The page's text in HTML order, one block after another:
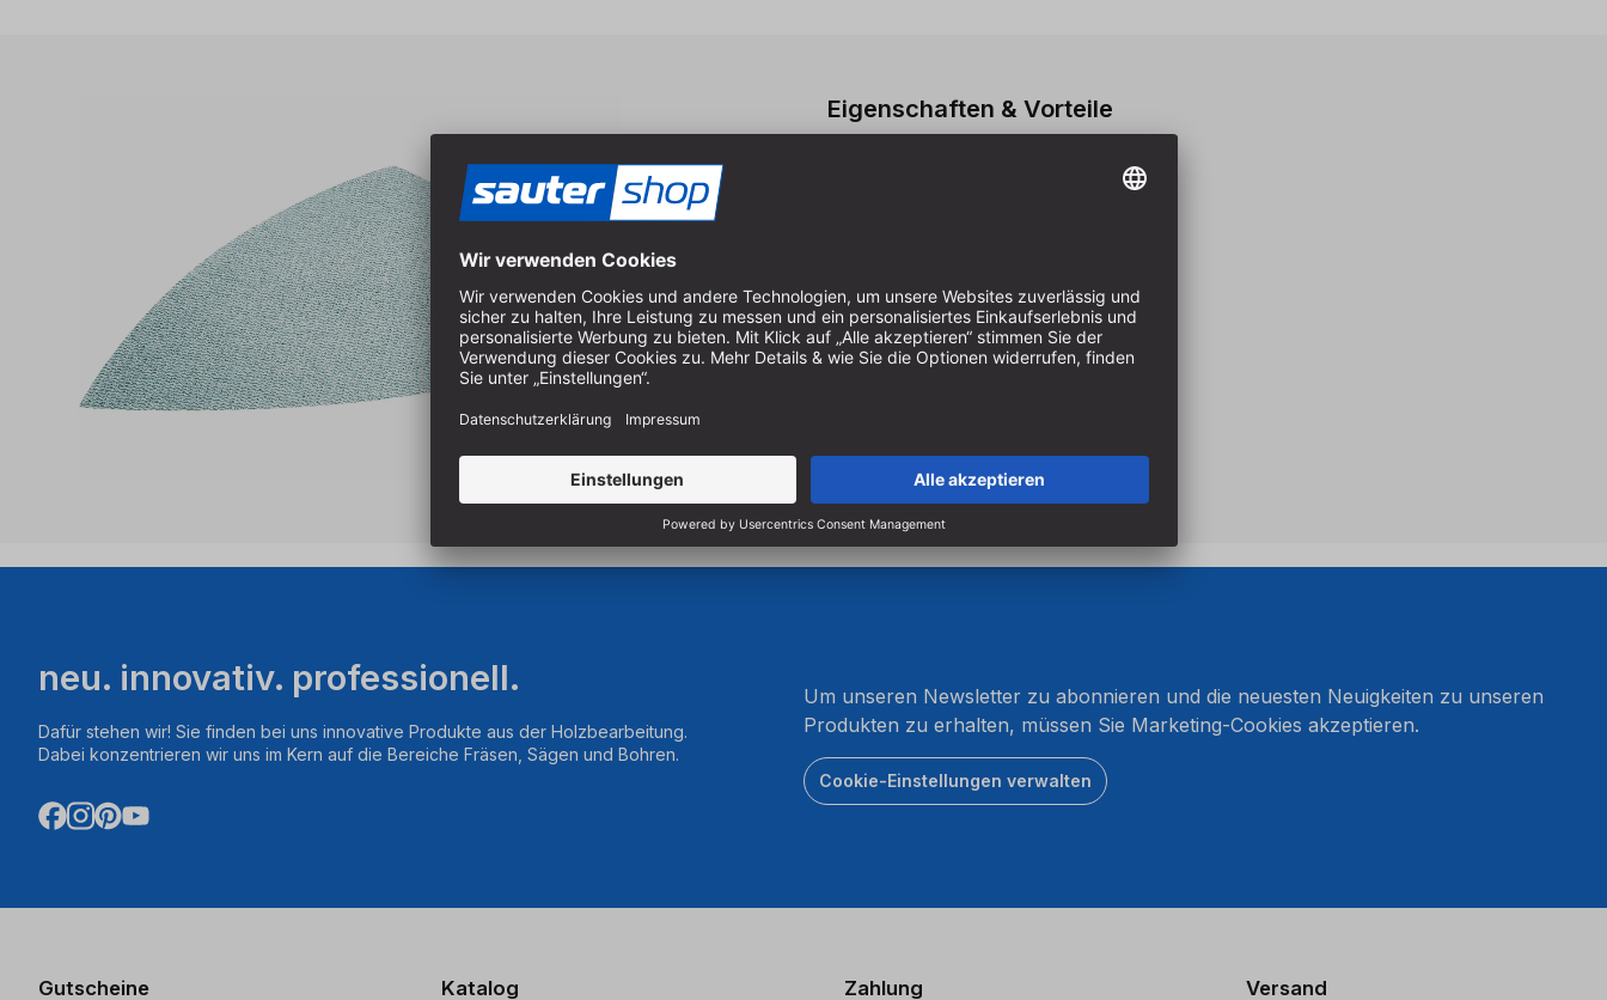
Eigenschaften & Vorteile
neu. innovativ. professionell.
Dafür stehen wir! Sie finden bei uns innovative Produkte aus der Holzbearbeitung.
Dabei konzentrieren wir uns im Kern auf die Bereiche Fräsen, Sägen und Bohren.
Um unseren Newsletter zu abonnieren und die neuesten Neuigkeiten zu unseren
Produkten zu erhalten, müssen Sie Marketing-Cookies akzeptieren.
Cookie-Einstellungen verwalten
Gutscheine Katalog Zahlung Versand